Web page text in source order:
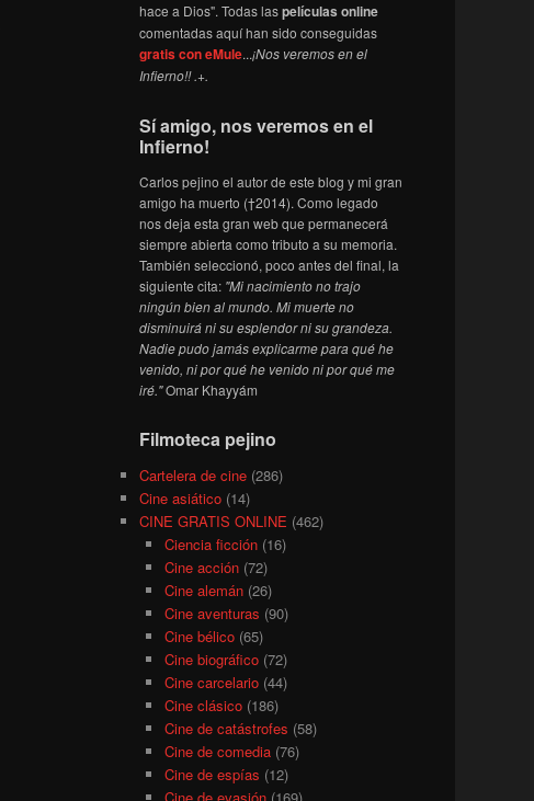
hace a Dios". Todas laspelículas online
comentadas aquí han sido conseguidas
gratis con eMule...¡Nos veremos en el
Infierno!! .+.
Sí amigo, nos veremos en el
Infierno!
Carlos pejino el autor de este blog y mi gran
amigo ha muerto (†2014). Como legado
nos deja esta gran web que permanecerá
siempre abierta como tributo a su memoria.
También seleccionó, poco antes del final, la
siguiente cita: "Mi nacimiento no trajo
ningún bien al mundo. Mi muerte no
disminuirá ni su esplendor ni su grandeza.
Nadie pudo jamás explicarme para qué he
venido, ni por qué he venido ni por qué me
iré."Omar Khayyám
Filmoteca pejino
Cartelera de cine (286)
Cine asiático (14)
CINE GRATIS ONLINE (462)
Ciencia ficción(16)
Cine acción(72)
Cine alemán(26)
Cine aventuras (90)
Cine bélico(65)
Cine biográfico(72)
Cine carcelario(44)
Cine clásico(186)
Cine de catástrofes (58)
Cine de comedia(76)
Cine de espías (12)